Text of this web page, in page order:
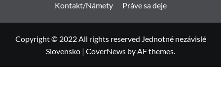
Kontakt/Námety
Práve sa deje
Copyright © 2022 All rights reserved Jednotné nezávislé
Slovensko | CoverNews by AF themes.